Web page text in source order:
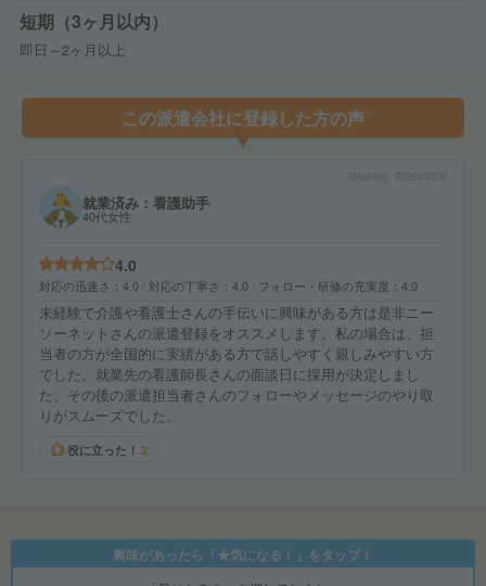
短期（3ヶ月以内）
即日～2ヶ月以上
この派遣会社に登録した方の声
就業済み：看護助手
40代女性
4.0
対応の迅速さ 4.0 対応の丁寧さ 4.0 フォロー・研修の充実度 4.0
未経験で介護や看護士さんの手伝いに興味がある方は是非ニー
ソーネットさんの派遣登録をオススメします。私の場合は、担
当者の方が全国的に実績がある方で話しやすく親しみやすい方
でした。就業先の看護師長さんの面談日に採用が決定しまし
た。その後の派遣担当者さんのフォローやメッセージのやり取
りがスムーズでした。
役に立った！ 2
興味があったら「★気になる！」をタップ！